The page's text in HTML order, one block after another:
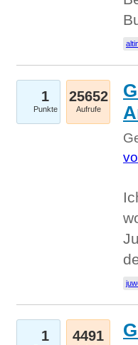
1
Punkte
25652
Aufrufe
1 4491